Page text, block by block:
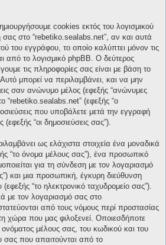
cookies εκτός του λογισμικού
στο “rebetiko.sealabs.net”, αν και αυτά
του εγγράφου, το οποίο καλύπτει μόνον τις
από το λογισμικό phpBB. Ο δεύτερος
τις πληροφορίες σας είναι με βάση το
μπορεί να περιλαμβάνει, και να μην
σαν ανώνυμο μέλος (εφεξής “ανώνυμες
“rebetiko.sealabs.net” (εφεξής “ο
που υποβάλετε μετά την εγγραφή
“οι δημοσιεύσεις σας”).
ως ελάχιστα στοιχεία ένα μοναδικά
“το όνομα μέλους σας”), ένα προσωπικό
για τη σύνδεση με τον λογαριασμό
και μια προσωπική, έγκυρη διεύθυνση
“το ηλεκτρονικό ταχυδρομείο σας”).
με τον λογαριασμό σας στο
από τους νόμους περί προστασίας
χώρα που μας φιλοξενεί. Οποιεσδήποτε
μέλους σας, του κωδικού και του
σας που απαιτούνται από το